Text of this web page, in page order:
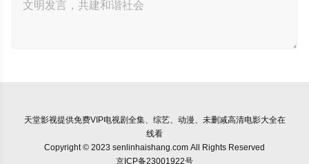
天堂影视提供免费VIP电视剧全集、综艺、动漫、未删减高清电影大全在
线看
Copyright © 2023 senlinhaishang.com All Rights Reserved
京ICP备23001922号